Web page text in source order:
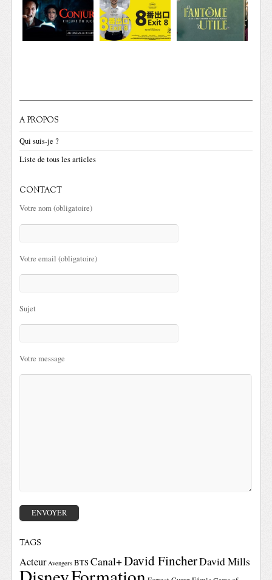
A PROPOS
Qui suis-je ?
Liste de tous les articles
CONTACT
Votre nom (obligatoire)
Votre email (obligatoire)
Sujet
Votre message
TAGS
Acteur Avengers BTSCanal+David FincherDavid Mills